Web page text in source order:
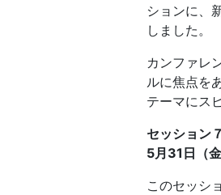
ションに、
しました。
カンファレ
ルに焦点を
テーマにス
セッション
5月31日（
このセッシ